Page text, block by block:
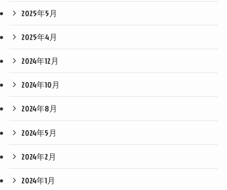
2025年5月
2025年4月
2024年12月
2024年10月
2024年8月
2024年5月
2024年2月
2024年1月